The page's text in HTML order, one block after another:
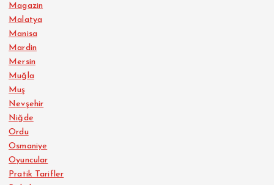
Magazin
Malatya
Manisa
Mardin
Mersin
Muğla
Muş
Nevşehir
Niğde
Ordu
Osmaniye
Oyuncular
Pratik Tarifler